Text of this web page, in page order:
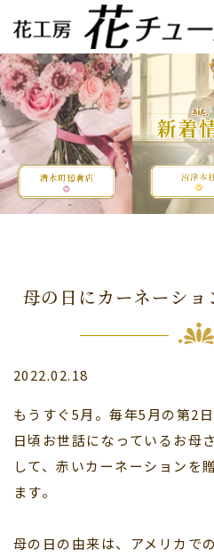
新着
母の日にカーネーショ
2022.02.18
もうすぐ5月。毎年5月の第2
日頃お世話になっているお母
して、赤いカーネーションを
ます。
母の日の由来は、アメリカで